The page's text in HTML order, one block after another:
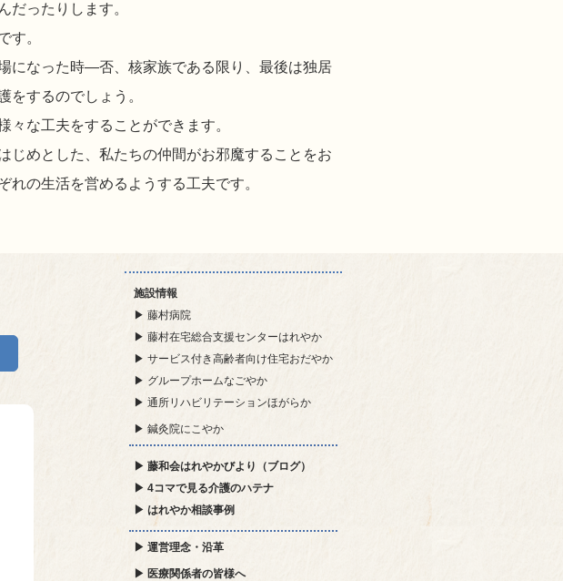
ったりします。
す。
になった時―否、核家族である限り、最後は独居
をするのでしょう。
な工夫をすることができます。
めとした、私たちの仲間がお邪魔することをお
の生活を営めるようする工夫です。
施設情報
▶ 藤村病院
▶ 藤村在宅総合支援センターはれやか
▶ サービス付き高齢者向け住宅おだやか
▶ グループホームなごやか
▶ 通所リハビリテーションほがらか
▶ 鍼灸院にこやか
▶ 藤和会はれやかびより（ブログ）
▶ 4コマで見る介護のハテナ
▶ はれやか相談事例
▶ 運営理念・沿革
▶ 医療関係者の皆様へ